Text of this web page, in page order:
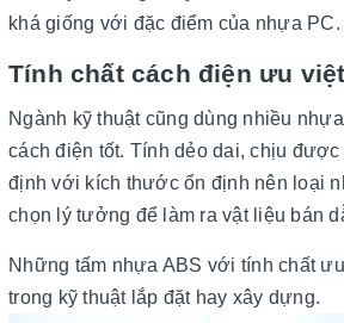
khá giống với đặc điểm của nhựa PC.
Tính chất cách điện ưu việt
Ngành kỹ thuật cũng dùng nhiều
cách điện tốt. Tính dẻo dai, chịu
định với kích thước ổn định nên loại
chọn lý tưởng để làm ra vật liệu bán
Những tấm nhựa ABS với tính chất
trong kỹ thuật lắp đặt hay xây dựng.